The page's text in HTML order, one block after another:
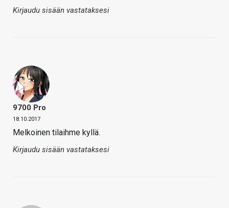
Kirjaudu sisään vastataksesi
9700 Pro
18.10.2017
Melkoinen tilaihme kyllä.
Kirjaudu sisään vastataksesi